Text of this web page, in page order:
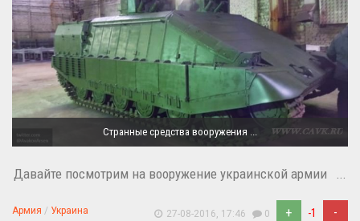
Странные средства вооружения ...
Давайте посмотрим на вооружение украинской армии ...
Армия / Украина 27-08-2016, 17:46 0 + -1 -